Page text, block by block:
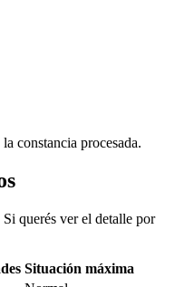
constancia procesada.
querés ver el detalle por
Situación máxima